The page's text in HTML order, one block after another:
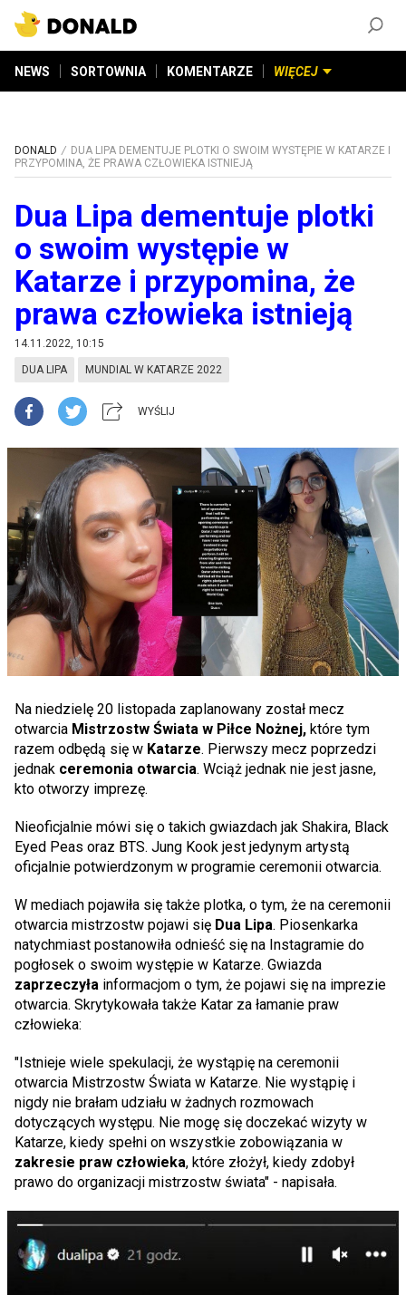
NEWS SORTOWNIA KOMENTARZE WIĘCEJ
DONALD
DUA LIPA DEMENTUJE PLOTKI O SWOIM WYSTĘPIE W KATARZE I
PRZYPOMINA, ŻE PRAWA CZŁOWIEKA ISTNIEJĄ
Dua Lipa dementuje plotki
o swoim występie w
Katarze i przypomina, że
prawa człowieka istnieją
14.11.2022, 10:15
DUA LIPA MUNDIAL W KATARZE 2022
WYŚLIJ
Na niedzielę 20 listopada zaplanowany został mecz
otwarcia Mistrzostw Świata w Piłce Nożnej, które tym
razem odbędą się w Katarze. Pierwszy mecz poprzedzi
jednak ceremonia otwarcia. Wciąż jednak nie jest jasne,
kto otworzy imprezę.
Nieoficjalnie mówi się o takich gwiazdach jak Shakira, Black
Eyed Peas oraz BTS. Jung Kook jest jedynym artystą
oficjalnie potwierdzonym w programie ceremonii otwarcia.
W mediach pojawiła się także plotka, o tym, że na ceremonii
otwarcia mistrzostw pojawi się Dua Lipa. Piosenkarka
natychmiast postanowiła odnieść się na Instagramie do
pogłosek o swoim występie w Katarze. Gwiazda
zaprzeczyła informacjom o tym, że pojawi się na imprezie
otwarcia. Skrytykowała także Katar za łamanie praw
człowieka:
"Istnieje wiele spekulacji, że wystąpię na ceremonii
otwarcia Mistrzostw Świata w Katarze. Nie wystąpię i
nigdy nie brałam udziału w żadnych rozmowach
dotyczących występu. Nie mogę się doczekać wizyty w
Katarze, kiedy spełni on wszystkie zobowiązania w
zakresie praw człowieka, które złożył, kiedy zdobył
prawo do organizacji mistrzostw świata" - napisała.